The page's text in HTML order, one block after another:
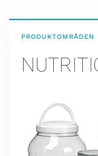
PRODUKTOMRÅDEN